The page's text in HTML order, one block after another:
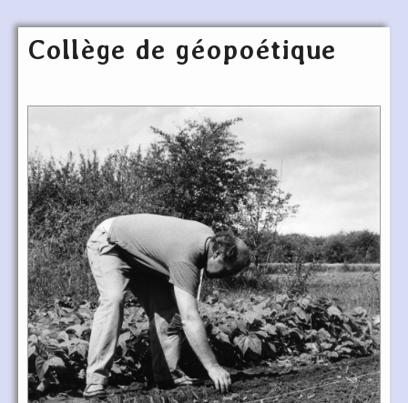
Collège de géopoétique
Articles les plus récents